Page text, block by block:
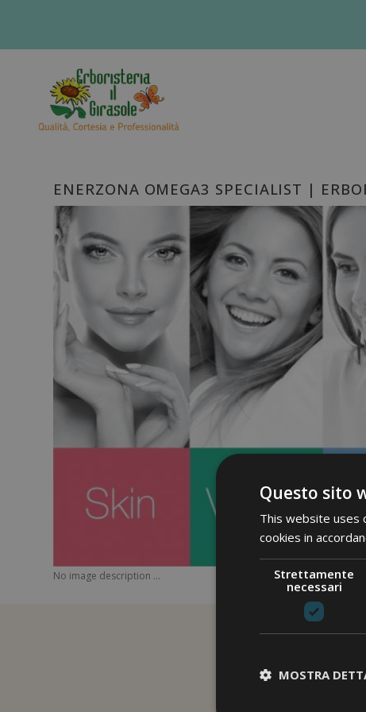
ENERZONA OMEGA3 SPECIALIST |
No image description ...
Questo sito
This website uses
cookies in
Strettamente
necessari
MOSTRA